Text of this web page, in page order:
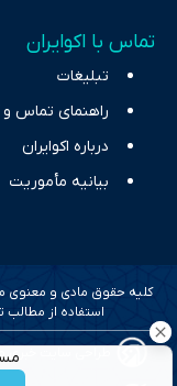
تماس با اکوایران
تبلیغات
راهنمای تماس
درباره اکوایران
بیانیه مأموریت
کلیه حقوق مادی و معنوی
استفاده از مطالب
طراحی سایت خبری